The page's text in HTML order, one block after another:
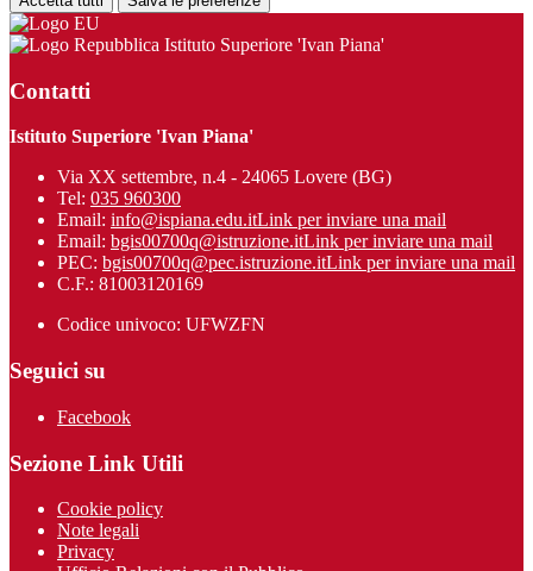
Istituto Superiore 'Ivan Piana'
Contatti
Istituto Superiore 'Ivan Piana'
Via XX settembre, n.4 - 24065 Lovere (BG)
Tel: 035 960300
Email: info@ispiana.edu.itLink per inviare una mail
Email: bgis00700q@istruzione.itLink per inviare una mail
PEC: bgis00700q@pec.istruzione.itLink per inviare una mail
C.F.: 81003120169
Codice univoco: UFWZFN
Seguici su
Facebook
Sezione Link Utili
Cookie policy
Note legali
Privacy